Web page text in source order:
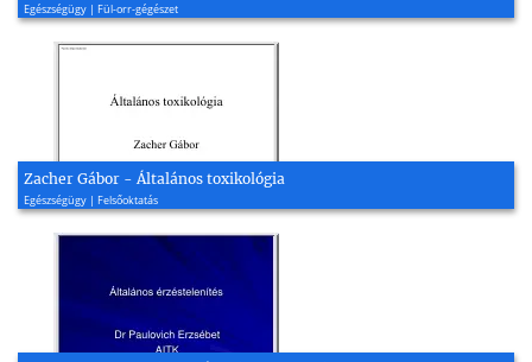
Egészségügy | Fül-orr-gégészet
Zacher Gábor - Általános toxikológia
Egészségügy | Felsőoktatás